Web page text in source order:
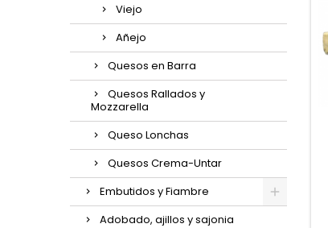
Viejo
Añejo
Quesos en Barra
Quesos Rallados y
Mozzarella
Queso Lonchas
Quesos Crema-Untar
Embutidos y Fiambre
Adobado, ajillos y sajonia